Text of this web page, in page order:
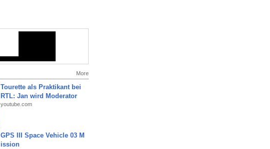
More
Tourette als Praktikant bei
RTL: Jan wird Moderator
youtube.com
GPS III Space Vehicle 03 M
ission